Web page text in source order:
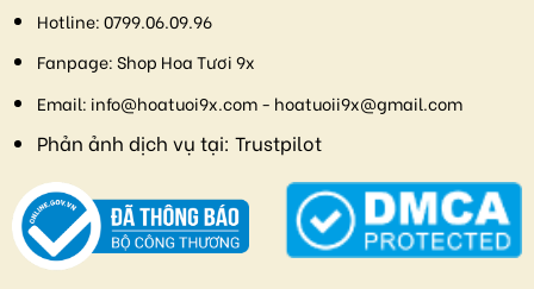
Hotline:0799.06.09.96
Fanpage:Shop Hoa Tươi 9x
Email: info@hoatuoi9x.com - hoatuoii9x@gmail.com
Phản ảnh dịch vụ tại: Trustpilot